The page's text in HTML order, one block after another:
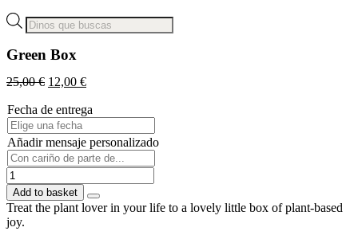
Products
search
Green Box
25,00€ 12,00 €
Fecha de entrega
Añadir mensaje personalizado
Green
Box
quantity
Add to basket
Treat the plant lover in your life to a lovely little box of plant-based
joy.